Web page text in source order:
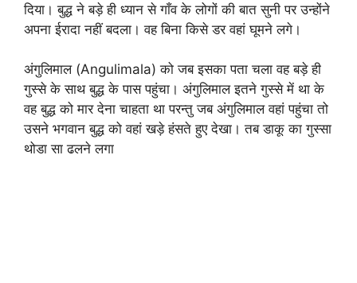
दिया। बुद्ध ने बड़े ही ध्यान से गाँव के लोगों की बात सुनी पर उन्होंने
अपना ईरादा नहीं बदला। वह बिना किसे डर वहां घूमने लगे।
अंगुलिमाल (Angulimala) को जब इसका पता चला वह बड़े ही
गुस्से के साथ बुद्ध के पास पहुंचा। अंगुलिमाल इतने गुस्से में था के
वह बुद्ध को मार देना चाहता था परन्तु जब अंगुलिमाल वहां पहुंचा तो
उसने भगवान बुद्ध को वहां खड़े हंसते हुए देखा। तब डाकू का गुस्सा
थोडा सा ढलने लगा